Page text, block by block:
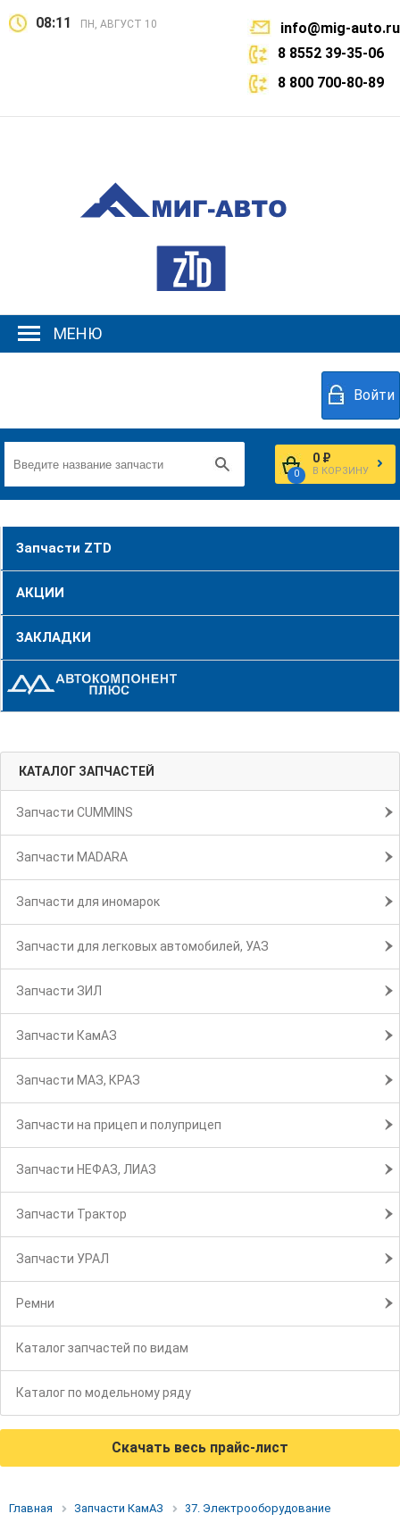
08:11 ПН, АВГУСТ 10
info@mig-auto.ru
8 8552 39-35-06
8 800 700-80-89
МЕНЮ
Войти
0
0 ₽
В КОРЗИНУ
Запчасти ZTD
АКЦИИ
ЗАКЛАДКИ
КАТАЛОГ ЗАПЧАСТЕЙ
Запчасти CUMMINS
Запчасти MADARA
Запчасти для иномарок
Запчасти для легковых автомобилей, УАЗ
Запчасти ЗИЛ
Запчасти КамАЗ
Запчасти МАЗ, КРАЗ
Запчасти на прицеп и полуприцеп
Запчасти НЕФАЗ, ЛИАЗ
Запчасти Трактор
Запчасти УРАЛ
Ремни
Каталог запчастей по видам
Каталог по модельному ряду
Скачать весь прайс-лист
Главная Запчасти КамАЗ
37. Электрооборудование